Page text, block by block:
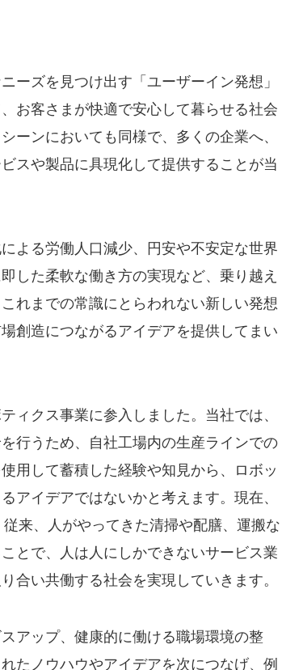
ーズを見つけ出す「ユーザーイン発想」
お客さまが快適で安心して暮らせる社会
ーンにおいても同様で、多くの企業へ、
スや製品に具現化して提供することが当
よる労働人口減少、円安や不安定な世界
した柔軟な働き方の実現など、乗り越え
れまでの常識にとらわれない新しい発想
創造につながるアイデアを提供してまい
ィクス事業に参入しました。当社では、
行うため、自社工場内の生産ラインでの
用して蓄積した経験や知見から、ロボッ
アイデアではないかと考えます。現在、
従来、人がやってきた清掃や配膳、運搬な
とで、人は人にしかできないサービス業
合い共働する社会を実現していきます。
アップ、健康的に働ける職場環境の整
たノウハウやアイデアを次につなげ、例